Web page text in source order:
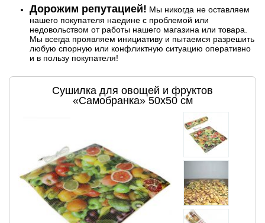
Дорожим репутацией! Мы никогда не оставляем
нашего покупателя наедине с проблемой или
недовольством от работы нашего магазина или товара.
Мы всегда проявляем инициативу и пытаемся разрешить
любую спорную или конфликтную ситуацию оперативно
и в пользу покупателя!
Сушилка для овощей и фруктов
«Самобранка» 50x50 см